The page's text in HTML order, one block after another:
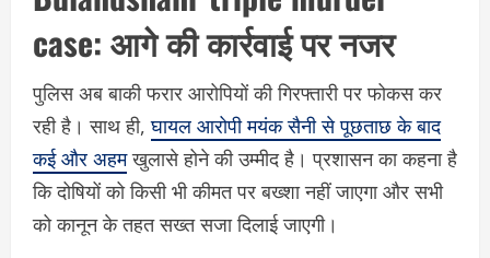
case: आगे की कार्रवाई पर नजर
पुलिस अब बाकी फरार आरोपियों की गिरफ्तारी पर फोकस कर
रही है। साथ ही,घायल आरोपी मयंक सैनी से पूछताछ के बाद
कई और अहमखुलासे होने की उम्मीद है। प्रशासन का कहना है
कि दोषियों को किसी भी कीमत पर बख्शा नहीं जाएगा और सभी
को कानून के तहत सख्त सजा दिलाई जाएगी।